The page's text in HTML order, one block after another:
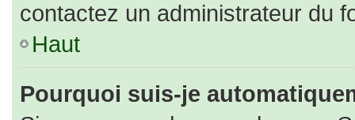
contactez un administrateur du
Haut
Pourquoi suis-je